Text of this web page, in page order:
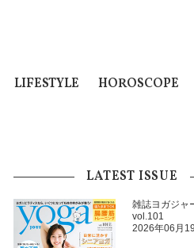
LIFESTYLE HOROSCOPE
LATEST ISSUE
雑誌ヨガジャ
vol.101
2026年06月